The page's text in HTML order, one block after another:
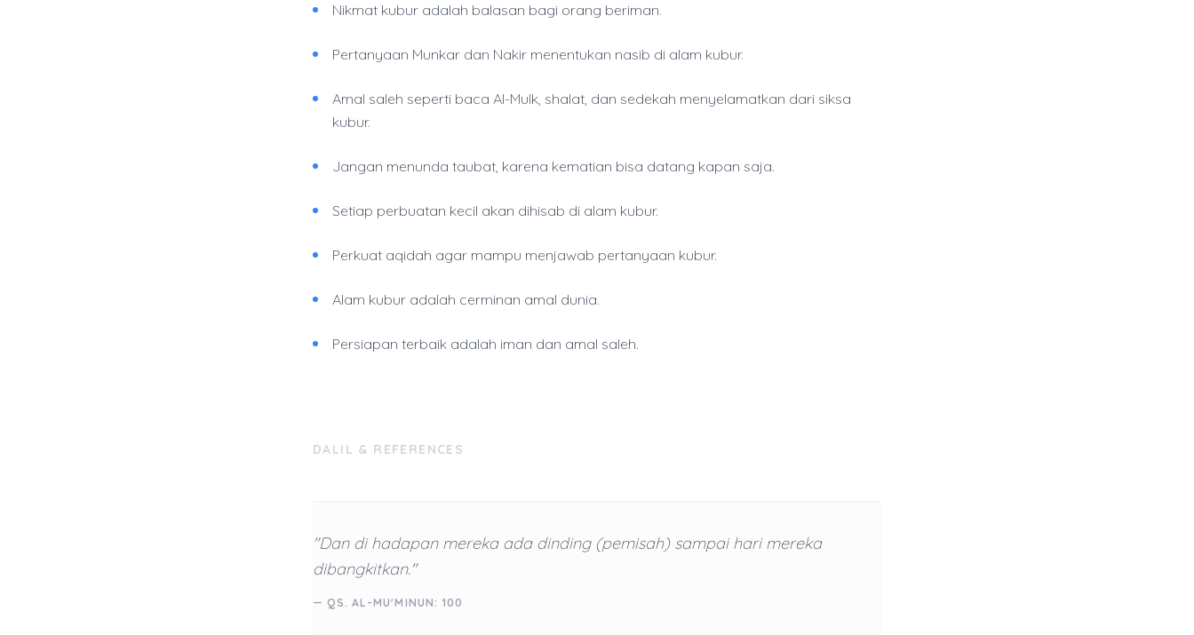
Nikmat kubur adalah balasan bagi orang beriman.
Pertanyaan Munkar dan Nakir menentukan nasib di alam kubur.
Amal saleh seperti baca Al-Mulk, shalat, dan sedekah menyelamatkan dari siksa
kubur.
Jangan menunda taubat, karena kematian bisa datang kapan saja.
Setiap perbuatan kecil akan dihisab di alam kubur.
Perkuat aqidah agar mampu menjawab pertanyaan kubur.
Alam kubur adalah cerminan amal dunia.
Persiapan terbaik adalah iman dan amal saleh.
DALIL & REFERENCES
"Dan di hadapan mereka ada dinding (pemisah) sampai hari mereka
dibangkitkan."
— QS. AL-MU'MINUN: 100